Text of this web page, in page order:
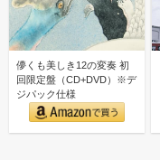
儚くも美しき12の変奏 初
回限定盤（CD+DVD）※デ
ジパック仕様